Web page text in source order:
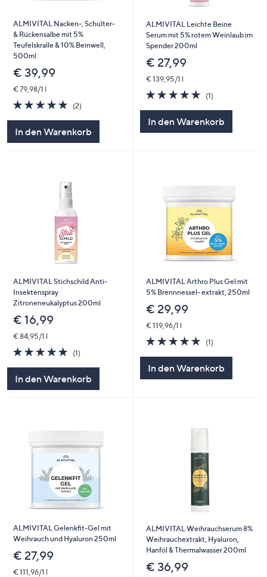
ALMIVITAL Nacken-, Schulter-
& Rückensalbe mit 5%
Teufelskralle & 10% Beinwell,
500ml
€ 39,99
€ 79,98/1 l
5.0
von
(2)2
In den Warenkorb
ALMIVITAL Leichte Beine
Serum mit 5% rotem Weinlaub im
Spender 200ml
€ 27,99
€ 139,95/1 l
5.0
von
(1)1
In den Warenkorb
ALMIVITAL Stichschild Anti-
Insektenspray
Zitroneneukalyptus 200ml
€ 16,99
€ 84,95/1 l
5.0
von
5
(1)
In den Warenkorb
ALMIVITAL Arthro Plus Gel mit
5% Brennnessel- extrakt, 250ml
€ 29,99
€ 119,96/1 l
5.0
von
(1)1
In den Warenkorb
ALMIVITAL Gelenkfit-Gel mit
Weihrauch und Hyaluron 250ml
€ 27,99
€ 111,96/1 l
ALMIVITAL Weihrauchserum 8%
Weihrauchextrakt, Hyaluron,
Hanföl & Thermalwasser 200ml
€ 36,99